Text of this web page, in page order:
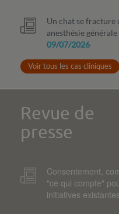
Un chat se fracture
anesthésie générale
09/07/2026
Voir tous les cas cliniques
Revue de
presse
Consentement,
"ce qui compte"
initiatives